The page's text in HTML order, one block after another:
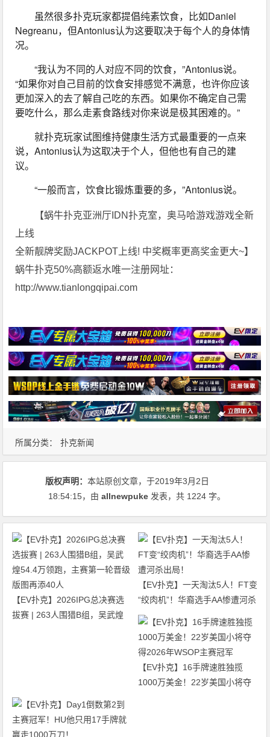
虽然很多扑克玩家都提倡纯素饮食，比如Daniel
Negreanu，但Antonius认为这要取决于每个人的身体情
况。
“我认为不同的人对应不同的饮食，”Antonius说。
“如果你对自己目前的饮食安排感觉不满意，也许你应该
更加深入的去了解自己吃的东西。如果你不确定自己需
要吃什么，那么走素食路线对你来说是极其困难的。”
就扑克玩家试图维持健康生活方式最重要的一点来
说，Antonius认为这取决于个人，但他也有自己的建
议。
“一般而言，饮食比锻炼重要的多，”Antonius说。
【蜗牛扑克亚洲厅IDN扑克室，奥马哈游戏游戏全新
上线
全新靓牌奖励JACKPOT上线! 中奖概率更高奖金更大~】
蜗牛扑克50%高额返水唯一注册网址：
http://www.tianlongqipai.com
所属分类： 扑克新闻
版权声明：本站原创文章，于2019年3月2日
18:54:15，由allnewpuke 发表，共 1224 字。
【EV扑克】2026IPG总决赛选
拔赛 | 263人围猎B组，吴武煌
【EV扑克】一天淘汰5人！FT变
“绞肉机”！华裔选手AA惨遭河杀
出局！
【EV扑克】16手牌速胜独揽
1000万美金！22岁美国小将夺